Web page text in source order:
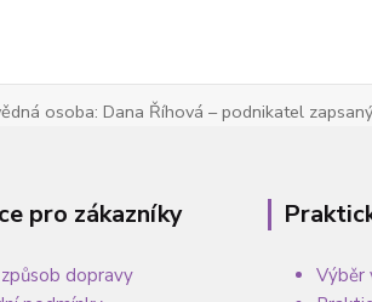
osoba: Dana Říhová – podnikatel
pro zákazníky
dopravy
Výběr